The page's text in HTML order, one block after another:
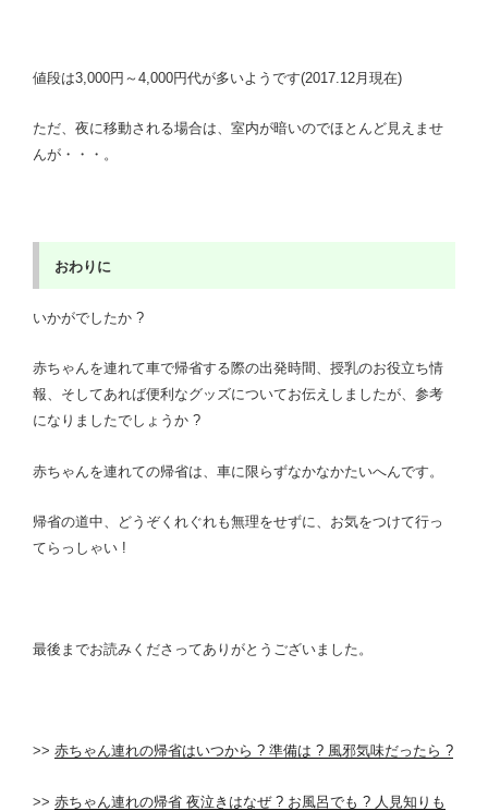
値段は3,000円～4,000円代が多いようです(2017.12月現在)
ただ、夜に移動される場合は、室内が暗いのでほとんど見えませ
んが・・・。
おわりに
いかがでしたか ?
赤ちゃんを連れて車で帰省する際の出発時間、授乳のお役立ち情
報、そしてあれば便利なグッズについてお伝えしましたが、参考
になりましたでしょうか ?
赤ちゃんを連れての帰省は、車に限らずなかなかたいへんです。
帰省の道中、どうぞくれぐれも無理をせずに、 お気をつけて行っ
てらっしゃい !
最後までお読みくださってありがとうございました。
>> 赤ちゃん連れの帰省はいつから ? 準備は ? 風邪気味だったら ?
>> 赤ちゃん連れの帰省 夜泣きはなぜ ? お風呂でも ? 人見知りも